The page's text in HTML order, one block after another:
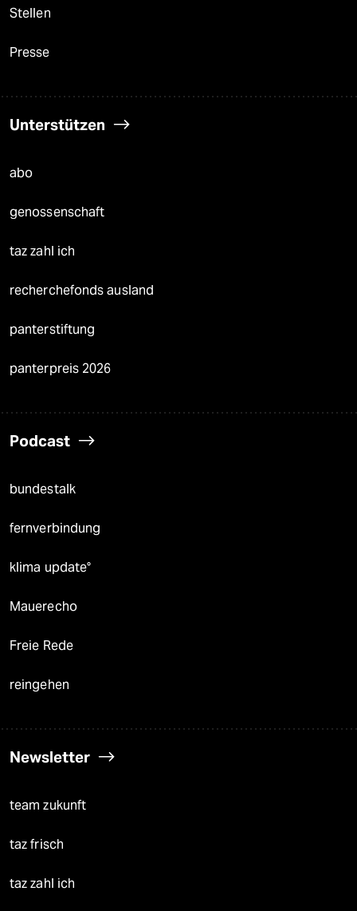
Stellen
Presse
Unterstützen
abo
genossenschaft
taz zahl ich
recherchefonds ausland
panterstiftung
panterpreis 2026
Podcast
bundestalk
fernverbindung
klima update°
Mauerecho
Freie Rede
reingehen
Newsletter
team zukunft
taz frisch
taz zahl ich